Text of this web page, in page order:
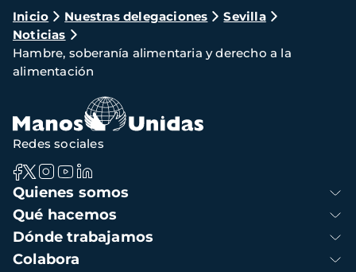
Ruta
de
navegación
Inicio Nuestras delegaciones
Sevilla
Noticias
Hambre, soberanía alimentaria y derecho a la
alimentación
Navegación
principal
Quienes somos
Qué hacemos
Dónde trabajamos
Colabora
Redes sociales